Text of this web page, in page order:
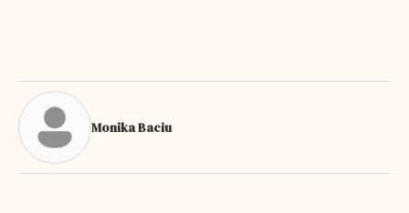
Monika Baciu